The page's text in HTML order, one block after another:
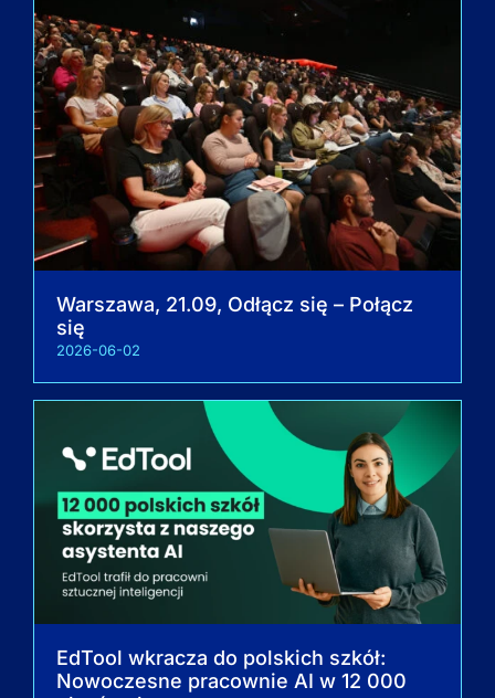
Warszawa, 21.09, Odłącz się – Połącz
się
2026-06-02
EdTool wkracza do polskich szkół:
Nowoczesne pracownie AI w 12 000